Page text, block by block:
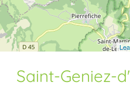
Saint-Geniez-